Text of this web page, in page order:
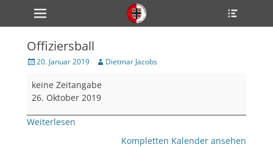
zum
Inhalt
Primärmenü
Offiziersball
Veröffentlicht
20. Januar 2019 Author
Dietmar Jacobs
Offiziersball
keine Zeitangabe
26. Oktober 2019
Weiterlesen
Kompletten Kalender ansehen